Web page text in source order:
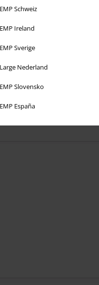
EMP Schweiz
EMP Ireland
EMP Sverige
Large Nederland
EMP Slovensko
EMP España